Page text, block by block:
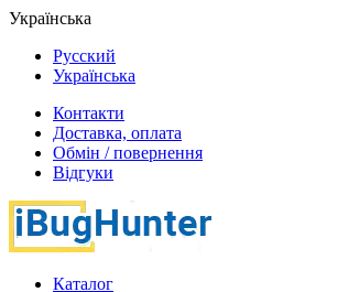
Українська
Русский
Українська
Контакти
Доставка, оплата
Обмін / повернення
Відгуки
Каталог